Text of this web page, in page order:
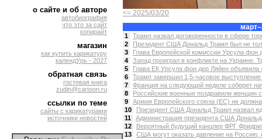
о сайте и об авторе
автобиография
что это за сайт
копирайт
магазин
как купить карикатуру
календУрь - 2027
обратная связь
гостевая книга
zudin@cartoon.ru
ссылки по теме
сайты с карикатурами
источники новостей
<= 2025/03/20
1
Трамп назвал договоренности в сфере
2
Президент США Дональд Трамп был не
3
Глава Европейской комиссии Урсула фон
4
Запад проиграл в конфликте на Украине.
5
Глава ЕК Урсула фон дер Ляйен
6
Трамп завершил 1,5-часовое
7
Франция на следующей неделе соберет
8
Российские военные поздравили женщин
9
Армия Европейского союза (ЕС) не
10
Президент США Дональд Трамп назвал
11
Администрация президента США
12
Вероятный будущий канцлер ФРГ
13
США могут оказать давление на Россию,